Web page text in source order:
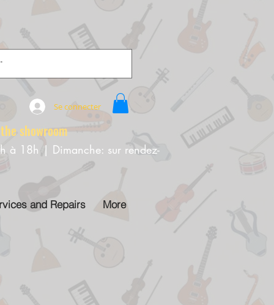
Se connecter
à 18h | Dimanche: sur rendez-
and Repairs More